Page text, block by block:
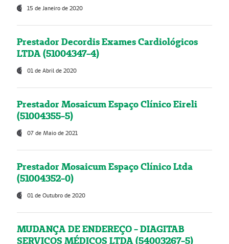
15 de Janeiro de 2020
Prestador Decordis Exames Cardiológicos
LTDA (51004347-4)
01 de Abril de 2020
Prestador Mosaicum Espaço Clínico Eireli
(51004355-5)
07 de Maio de 2021
Prestador Mosaicum Espaço Clínico Ltda
(51004352-0)
01 de Outubro de 2020
MUDANÇA DE ENDEREÇO - DIAGITAB
SERVIÇOS MÉDICOS LTDA (54003267-5)